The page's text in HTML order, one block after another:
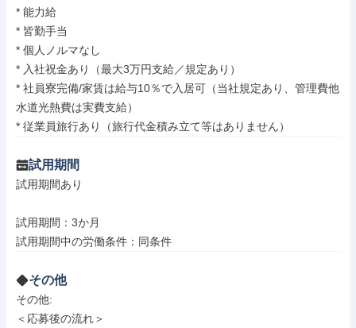
* 能力給
* 皆勤手当
* 個人ノルマなし
* 入社祝金あり（最大3万円支給／規定あり）
* 社員寮完備/家賃は給与10％で入居可（当社規定あり、管理費他
水道光熱費は実費支給）
* 従業員旅行あり（旅行代金積み立て等はありません）
試用期間
試用期間あり
試用期間：3か月
試用期間中の労働条件：同条件
その他
その他:
＜応募後の流れ＞